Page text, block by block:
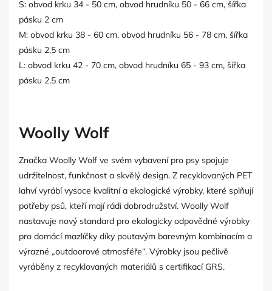
S: obvod krku 34 - 50 cm, obvod hrudníku 50 - 66 cm, šířka
pásku 2 cm
M: obvod krku 38 - 60 cm, obvod hrudníku 56 - 78 cm, šířka
pásku 2,5 cm
L: obvod krku 42 - 70 cm, obvod hrudníku 65 - 93 cm, šířka
pásku 2,5 cm
Woolly Wolf
Značka Woolly Wolf ve svém vybavení pro psy spojuje
udržitelnost, funkčnost a skvělý design. Z recyklovaných PET
lahví vyrábí vysoce kvalitní a ekologické výrobky, které splňují
potřeby psů, kteří mají rádi dobrodružství. Woolly Wolf
nastavuje nový standard pro ekologicky odpovědné výrobky
pro domácí mazlíčky díky poutavým barevným kombinacím a
výrazné „outdoorové atmosféře“. Výrobky jsou pečlivě
vyráběny z recyklovaných materiálů s certifikací GRS.